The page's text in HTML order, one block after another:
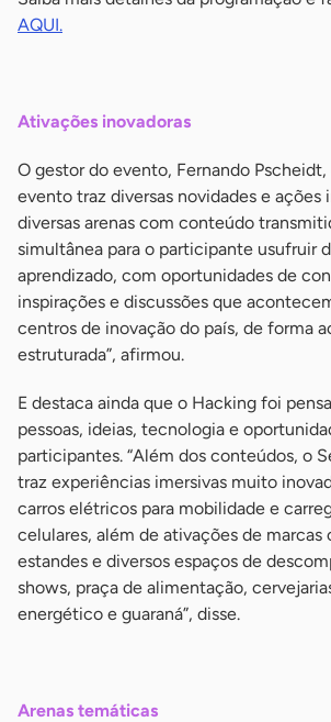
AQUI.
Ativações inovadoras
O gestor do evento, Fernando
evento traz diversas novidades e ações
diversas arenas com conteúdo
simultânea para o participante usufruir
aprendizado, com oportunidades de
inspirações e discussões que
centros de inovação do país, de forma
estruturada”, afirmou.
E destaca ainda que o Hacking foi
pessoas, ideias, tecnologia e
participantes. “Além dos conteúdos, o
traz experiências imersivas muito
carros elétricos para mobilidade e
celulares, além de ativações de marcas
estandes e diversos espaços de
shows, praça de alimentação,
energético e guaraná”, disse.
Arenas temáticas